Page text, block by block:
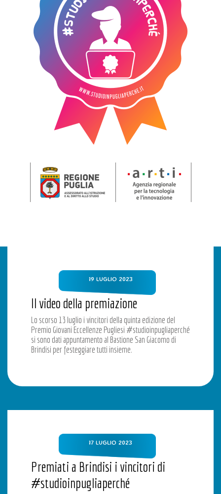
19 LUGLIO 2023
Il video della premiazione
Lo scorso 13 luglio i vincitori della quinta edizione del
Premio Giovani Eccellenze Pugliesi #studioinpugliaperché
si sono dati appuntamento al Bastione San Giacomo di
Brindisi per festeggiare tutti insieme.
17 LUGLIO 2023
Premiati a Brindisi i vincitori di
#studioinpugliaperché